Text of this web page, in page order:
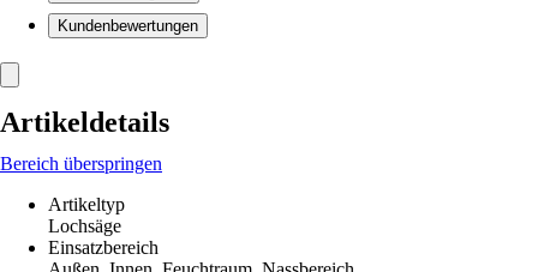
Kundenbewertungen
Artikeldetails
Bereich überspringen
Artikeltyp
Lochsäge
Einsatzbereich